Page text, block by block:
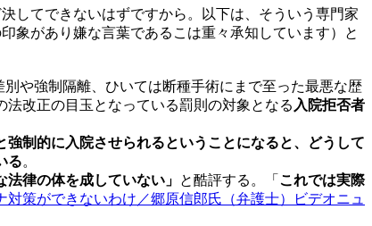
してできないはずですから。以下は、そういう専門家
象があり嫌な言葉であるこは重々承知しています）と
や強制隔離、ひいては断種手術にまで至った最悪な歴
改正の目玉となっている罰則の対象となる 入院拒否者
制的に入院させられるということになると、どうして
る。
律の体を成していない」 と酷評する。「 これでは実際
対策ができないわけ／郷原信郎氏（弁護士）ビデオニュ